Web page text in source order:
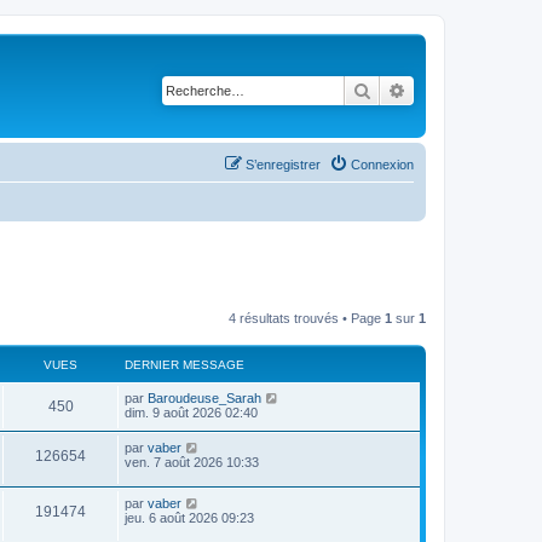
Rechercher
Connexion
S’enregistrer
4 résultats trouvés • Page 1 sur 1
VUES DERNIER MESSAGE
450V
u
D
e
i
e
r
m
e
s
par Baroudeuse_Sarah
dim. 9 août 2026 02:40
126654V
u
e
D
e
n
i
e
par vaber
ven. 7 août 2026 10:33
191474V
D
e
par vaber
jeu. 6 août 2026 09:23